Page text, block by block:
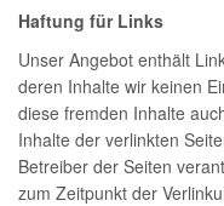
Haftung für Links
Unser Angebot enthält
deren Inhalte wir keinen
diese fremden Inhalte
Inhalte der verlinkten
Betreiber der Seiten
zum Zeitpunkt der